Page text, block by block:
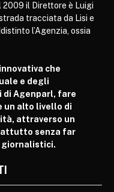
2009 il Direttore è Luigi
tracciata da Lisi e
l’Agenzia, ossia
che
e degli
di Agenparl, fare
un alto livello di
attraverso un
senza far
giornalistici.